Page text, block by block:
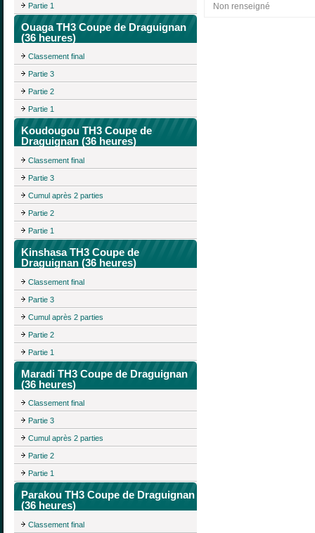
Partie 1
Ouaga TH3 Coupe de Draguignan
(36 heures)
Classement final
Partie 3
Partie 2
Partie 1
Koudougou TH3 Coupe de
Draguignan (36 heures)
Classement final
Partie 3
Cumul après 2 parties
Partie 2
Partie 1
Kinshasa TH3 Coupe de
Draguignan (36 heures)
Classement final
Partie 3
Cumul après 2 parties
Partie 2
Partie 1
Maradi TH3 Coupe de Draguignan
(36 heures)
Classement final
Partie 3
Cumul après 2 parties
Partie 2
Partie 1
Parakou TH3 Coupe de Draguignan
(36 heures)
Classement final
Non renseigné